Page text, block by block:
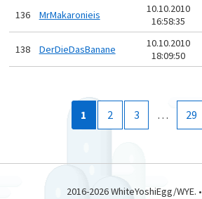
136 MrMakaronieis
10.10.2010
16:58:35
138 DerDieDasBanane
10.10.2010
18:09:50
1 2 3 … 29
2016-2026 WhiteYoshiEgg/WYE. •